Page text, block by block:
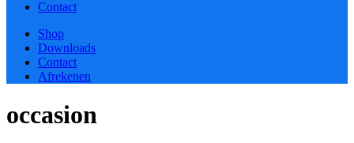
Contact
Shop
Downloads
Contact
Afrekenen
occasion